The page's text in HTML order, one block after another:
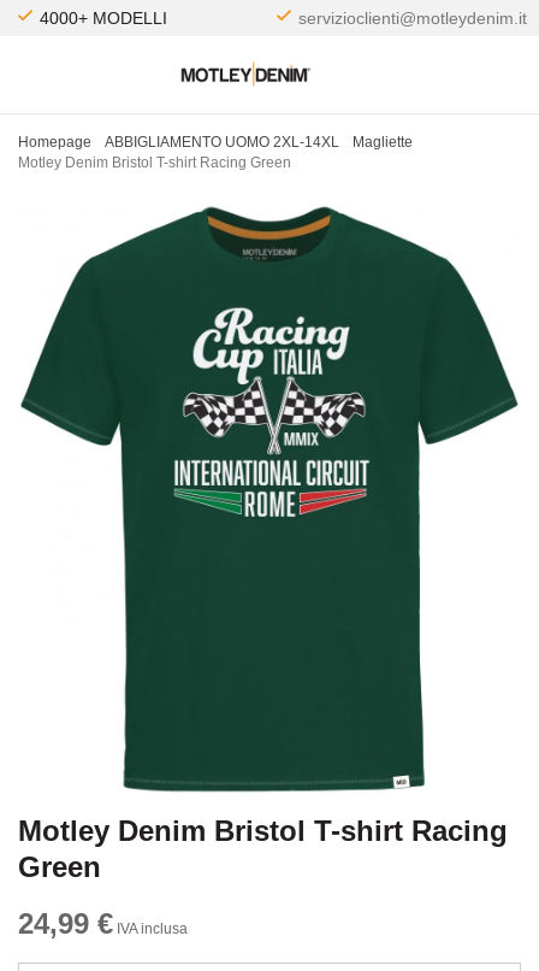
4000+ MODELLI servizioclienti@motleydenim.it
Homepage ABBIGLIAMENTO UOMO 2XL-14XL
Magliette
Motley Denim Bristol T-shirt Racing Green
Motley Denim Bristol T-shirt Racing
Green
24,99 € IVA inclusa